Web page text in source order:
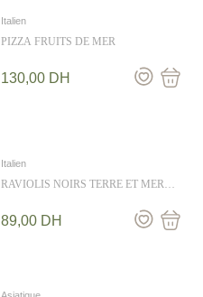
Italien
PIZZA FRUITS DE MER
130,00 DH
Italien
RAVIOLIS NOIRS TERRE ET MER
89,00 DH